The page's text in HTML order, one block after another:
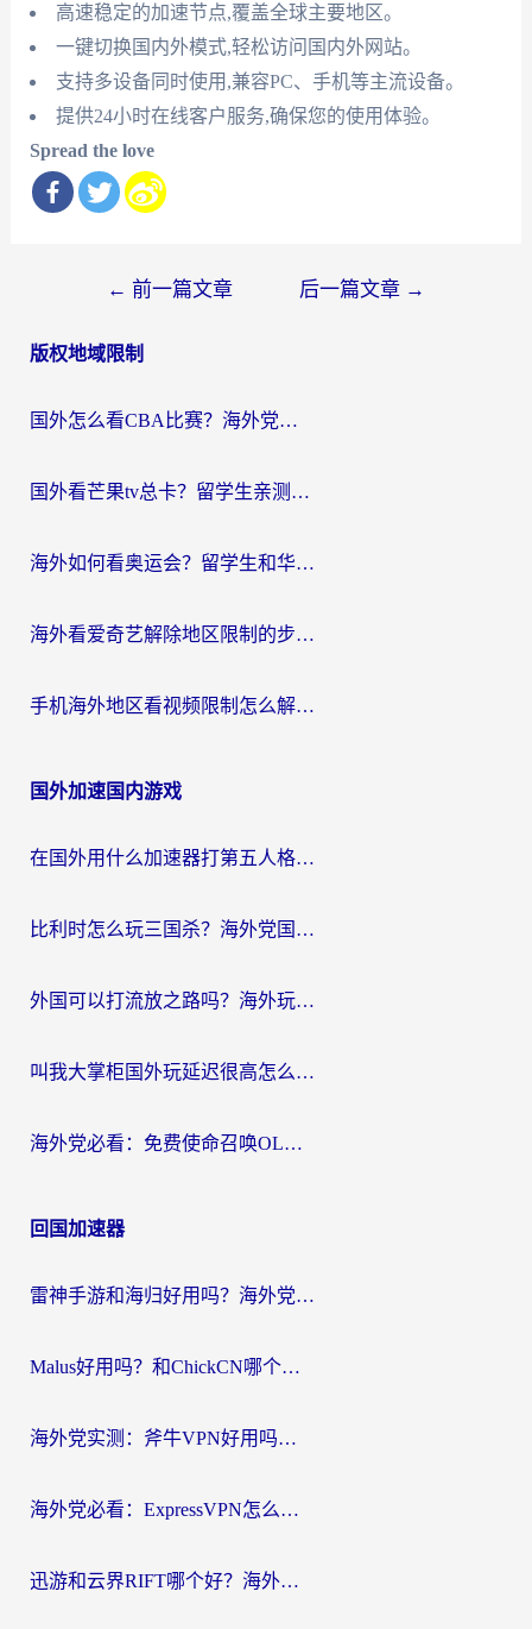
高速稳定的加速节点,覆盖全球主要地区。
一键切换国内外模式,轻松访问国内外网站。
支持多设备同时使用,兼容PC、手机等主流设备。
提供24小时在线客户服务,确保您的使用体验。
Spread the love
导
← 前一篇文章 后一篇文章 →
版权地域限制
国外怎么看CBA比赛？海外党专属体育直播指南，告别地区限制看球自由
国外看芒果tv总卡？留学生亲测：3步解决地域限制+流畅追剧攻略
海外如何看奥运会？留学生和华人必藏的体育赛事观看终极指南
海外看爱奇艺解除地区限制的步骤与注意事项详解：留学生必看的无卡顿追剧指南
手机海外地区看视频限制怎么解决？海外党追剧看片的实用指南
国外加速国内游戏
在国外用什么加速器打第五人格？留学生亲测：这6个功能才是关键！
比利时怎么玩三国杀？海外党国服游戏加速器终极指南（附问道CODOL优化方案）
外国可以打流放之路吗？海外玩家国服游戏畅玩终极指南（附实测推荐）
叫我大掌柜国外玩延迟很高怎么办？海外党亲测的国服游戏加速全攻略
海外党必看：免费使命召唤OL加速器怎么选？3个国服游戏加速痛点一次性解决
回国加速器
雷神手游和海归好用吗？海外党亲测3款热门回国加速器+番茄加速器深度体验
Malus好用吗？和ChickCN哪个好？海外党亲测：选对回国加速器，追剧游戏不卡顿
海外党实测：斧牛VPN好用吗？和快喵VPN对比哪个回国效果更好？附3款热门加速器深度分析
海外党必看：ExpressVPN怎么样？3步选对回国加速器，无缝刷国内剧玩手游
迅游和云界RIFT哪个好？海外党亲测3款回国加速器，教你无缝刷国内剧玩游戏